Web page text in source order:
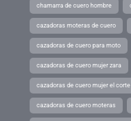
chamarra de cuero hombre
cazadoras moteras de cuero
cazadoras de cuero para moto
cazadoras de cuero mujer zara
cazadoras de cuero mujer el corte
cazadoras de cuero moteras